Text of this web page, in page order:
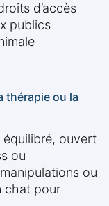
d’accès
publics
thérapie ou la
ouvert
ou
ou
chat pour